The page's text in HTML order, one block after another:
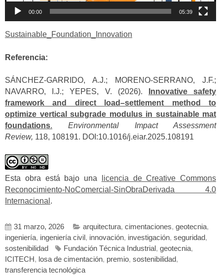
00:00 05:39
Sustainable_Foundation_Innovation
Referencia:
SÁNCHEZ-GARRIDO, A.J.; MORENO-SERRANO, J.F.;
NAVARRO, I.J.; YEPES, V. (2026).
Innovative safety
framework and direct load–settlement method to
optimize vertical subgrade modulus in sustainable mat
foundations.
Environmental Impact Assessment
Review, 118, 108191. DOI:10.1016/j.eiar.2025.108191
Esta obra está bajo una
licencia de Creative Commons
Reconocimiento-NoComercial-SinObraDerivada 4.0
Internacional .
31 marzo, 2026 arquitectura, cimentaciones, geotecnia,
ingeniería, ingeniería civil , innovación, investigación, seguridad,
sostenibilidad
Fundación Técnica Industrial , geotecnia,
ICITECH, losa de cimentación, premio, sostenibilidad,
transferencia tecnológica